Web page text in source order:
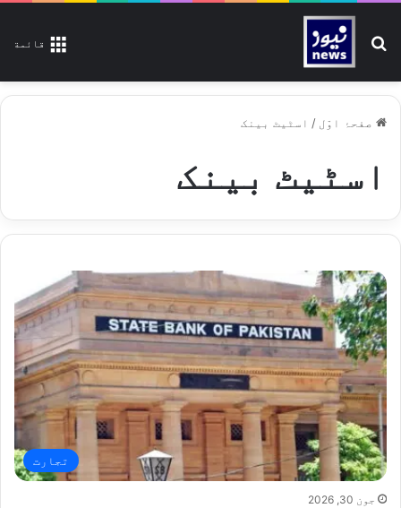
قائمة تلاش کیجیے
صفحۂ اوّل / اسٹیٹ بینک
اسٹیٹ بینک
تجارت
جون 30, 2026